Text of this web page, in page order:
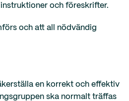
och föreskrifter.
och att all nödvändig
en korrekt och effektiv
ska normalt träffas